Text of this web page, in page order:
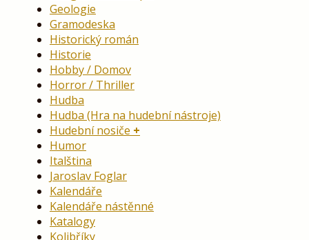
Geologie
Gramodeska
Historický román
Historie
Hobby / Domov
Horror / Thriller
Hudba
Hudba (Hra na hudební nástroje)
Hudební nosiče
Humor
Italština
Jaroslav Foglar
Kalendáře
Kalendáře nástěnné
Katalogy
Kolibříky